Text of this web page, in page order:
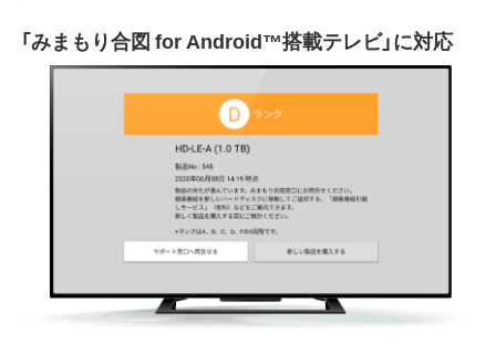
「みまもり合図 for Android™搭載テレビ」に対応